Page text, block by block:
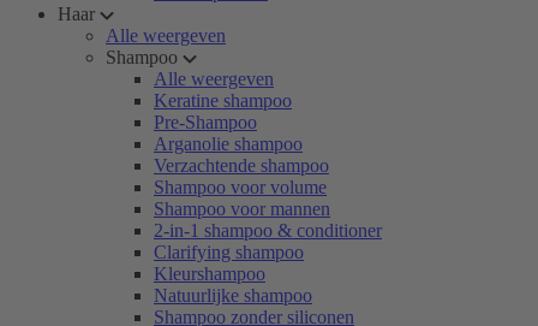
Haar
Alle weergeven
Shampoo
Alle weergeven
Keratine shampoo
Pre-Shampoo
Arganolie shampoo
Verzachtende shampoo
Shampoo voor volume
Shampoo voor mannen
2-in-1 shampoo & conditioner
Clarifying shampoo
Kleurshampoo
Natuurlijke shampoo
Shampoo zonder siliconen